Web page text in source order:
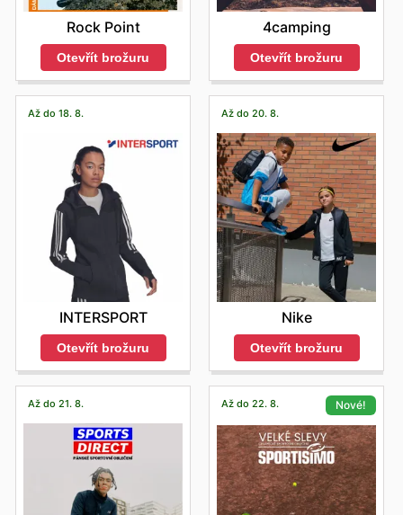
Rock Point
Otevřít brožuru
4camping
Otevřít brožuru
Až do 18. 8.
INTERSPORT
Otevřít brožuru
Až do 20. 8.
Nike
Otevřít brožuru
Až do 21. 8. Až do 22. 8. Nové!